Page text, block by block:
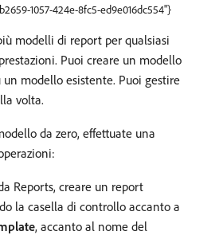
1057-424e-8fc5-ed9e016dc554"}
modelli di report per qualsiasi
Puoi creare un modello
un modello esistente. Puoi gestire
volta.
da zero, effettuate una
Reports, creare un report
la casella di controllo accanto a
, accanto al nome del